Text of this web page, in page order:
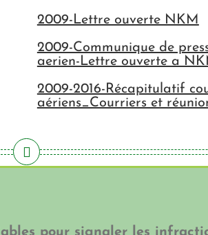
2009-Lettre ouverte NKM
2009-Communique de
aerien-Lettre ouverte a
2009-2016-Récapitulatif
aériens_Courriers et